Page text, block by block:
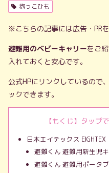
抱っこひも
※こちらの記事には広告・PR
避難用のベビーキャリーをご
入れておくと安心です。
公式HPにリンクしているので
ックできます。
【もくじ】タップ
日本エイテックス EIGHTEX
避難くん 避難用新生児
避難くん 避難用ポータ